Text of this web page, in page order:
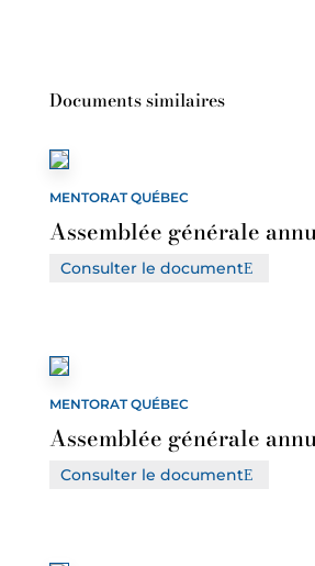
Documents similaires
MENTORAT QUÉBEC
Assemblée générale
Consulter le document
MENTORAT QUÉBEC
Assemblée générale
Consulter le document